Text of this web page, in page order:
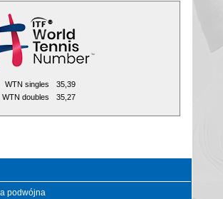
WTN singles
35,39
WTN doubles
35,27
podwójna